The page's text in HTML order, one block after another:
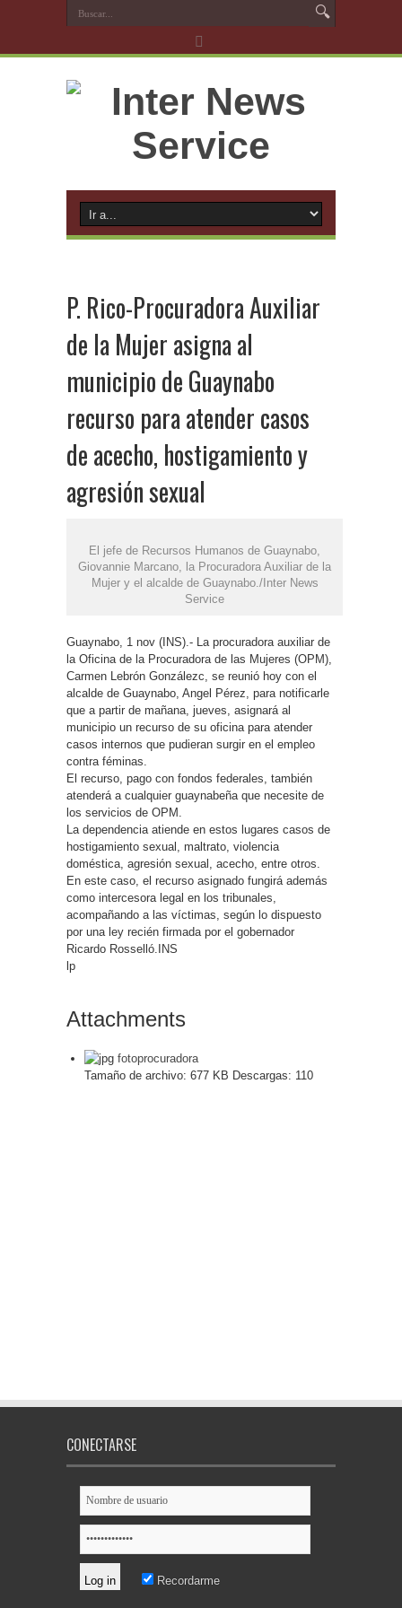
P. Rico-Procuradora Auxiliar
de la Mujer asigna al
municipio de Guaynabo
recurso para atender casos
de acecho, hostigamiento y
agresión sexual
El jefe de Recursos Humanos de Guaynabo,
Giovannie Marcano, la Procuradora Auxiliar de la
Mujer y el alcalde de Guaynabo./Inter News
Service
Guaynabo, 1 nov (INS).- La procuradora auxiliar de
la Oficina de la Procuradora de las Mujeres (OPM),
Carmen Lebrón Gonzálezc, se reunió hoy con el
alcalde de Guaynabo, Angel Pérez, para notificarle
que a partir de mañana, jueves, asignará al
municipio un recurso de su oficina para atender
casos internos que pudieran surgir en el empleo
contra féminas.
El recurso, pago con fondos federales, también
atenderá a cualquier guaynabeña que necesite de
los servicios de OPM.
La dependencia atiende en estos lugares casos de
hostigamiento sexual, maltrato, violencia
doméstica, agresión sexual, acecho, entre otros.
En este caso, el recurso asignado fungirá además
como intercesora legal en los tribunales,
acompañando a las víctimas, según lo dispuesto
por una ley recién firmada por el gobernador
Ricardo Rosselló.INS
lp
Attachments
fotoprocuradora
Tamaño de archivo: 677 KB Descargas: 110
CONECTARSE
Recordarme